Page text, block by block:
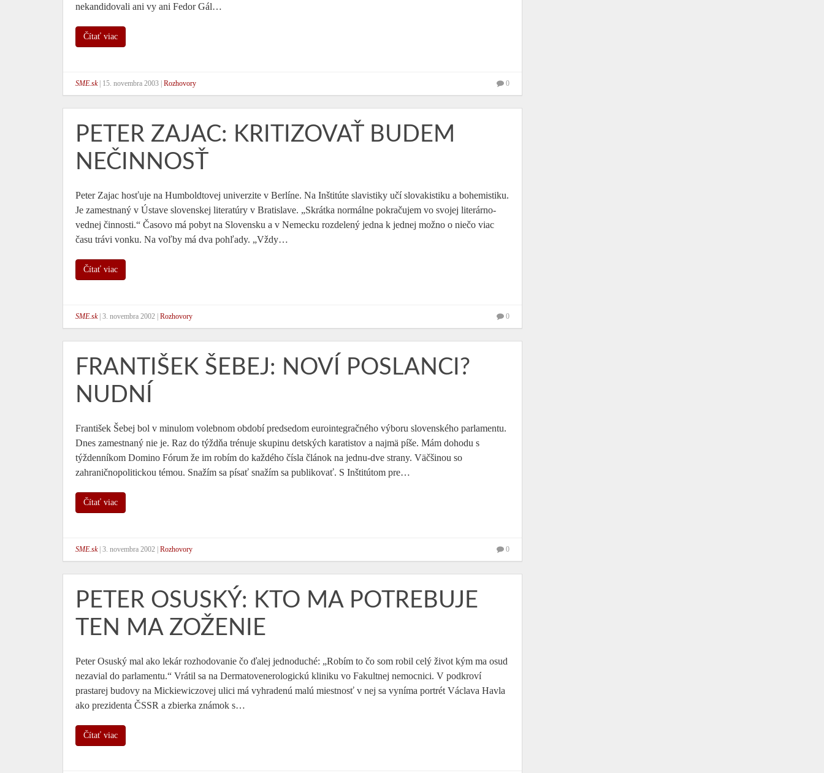
nekandidovali ani vy ani Fedor Gál…
Čítať viac
SME.sk| 15. novembra 2003 Rozhovory 0
PETER ZAJAC: KRITIZOVAŤ BUDEM
NEČINNOSŤ
Peter Zajac hosťuje na Humboldtovej univerzite v Berlíne. Na Inštitúte slavistiky učí slovakistiku a bohemistiku.
Je zamestnaný v Ústave slovenskej literatúry v Bratislave. „Skrátka normálne pokračujem vo svojej literárno-
vednej činnosti.“ Časovo má pobyt na Slovensku a v Nemecku rozdelený jedna k jednej možno o niečo viac
času trávi vonku. Na voľby má dva pohľady. „Vždy…
Čítať viac
SME.sk| 3. novembra 2002 Rozhovory 0
FRANTIŠEK ŠEBEJ: NOVÍ POSLANCI?
NUDNÍ
František Šebej bol v minulom volebnom období predsedom eurointegračného výboru slovenského parlamentu.
Dnes zamestnaný nie je. Raz do týždňa trénuje skupinu detských karatistov a najmä píše. Mám dohodu s
týždenníkom Domino Fórum že im robím do každého čísla článok na jednu-dve strany. Väčšinou so
zahraničnopolitickou témou. Snažím sa písať snažím sa publikovať. S Inštitútom pre…
Čítať viac
SME.sk| 3. novembra 2002 Rozhovory 0
PETER OSUSKÝ: KTO MA POTREBUJE
TEN MA ZOŽENIE
Peter Osuský mal ako lekár rozhodovanie čo ďalej jednoduché: „Robím to čo som robil celý život kým ma osud
nezavial do parlamentu.“ Vrátil sa na Dermatovenerologickú kliniku vo Fakultnej nemocnici. V podkroví
prastarej budovy na Mickiewiczovej ulici má vyhradenú malú miestnosť v nej sa vyníma portrét Václava Havla
ako prezidenta ČSSR a zbierka známok s…
Čítať viac